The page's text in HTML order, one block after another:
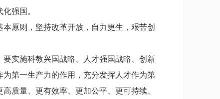
强国。
原则，坚持改革开放，自力更生，艰苦创
实施科教兴国战略、人才强国战略、创新
第一生产力的作用，充分发挥人才作为第
质量、更有效率、更加公平、更可持续、